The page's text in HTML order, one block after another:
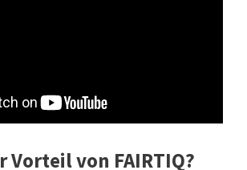
Vorteil von FAIRTIQ?